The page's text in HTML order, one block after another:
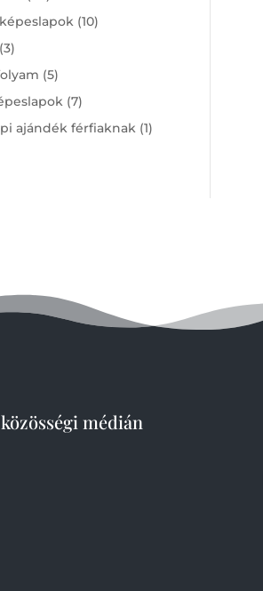
products
1010
33
products
55
products
77
products
ajándék férfiaknak 11
médián